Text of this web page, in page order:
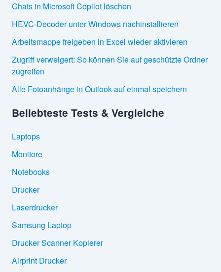
Chats in Microsoft Copilot löschen
HEVC-Decoder unter Windows nachinstallieren
Arbeitsmappe freigeben in Excel wieder aktivieren
Zugriff verweigert: So können Sie auf geschützte Ordner
zugreifen
Alle Fotoanhänge in Outlook auf einmal speichern
Beliebteste Tests & Vergleiche
Laptops
Monitore
Notebooks
Drucker
Laserdrucker
Samsung Laptop
Drucker Scanner Kopierer
Airprint Drucker